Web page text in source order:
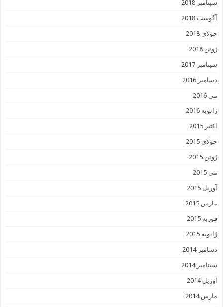
سپتامبر 2018
آگوست 2018
جولای 2018
ژوئن 2018
سپتامبر 2017
دسامبر 2016
می 2016
ژانویه 2016
اکتبر 2015
جولای 2015
ژوئن 2015
می 2015
آوریل 2015
مارس 2015
فوریه 2015
ژانویه 2015
دسامبر 2014
سپتامبر 2014
آوریل 2014
مارس 2014